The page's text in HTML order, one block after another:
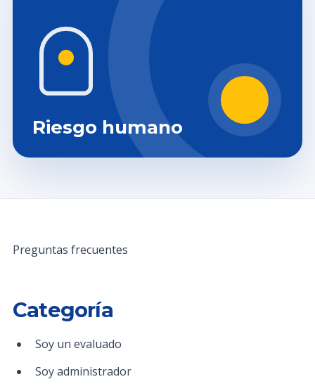
Riesgo humano
Preguntas frecuentes
Categoría
Soy un evaluado
Soy administrador